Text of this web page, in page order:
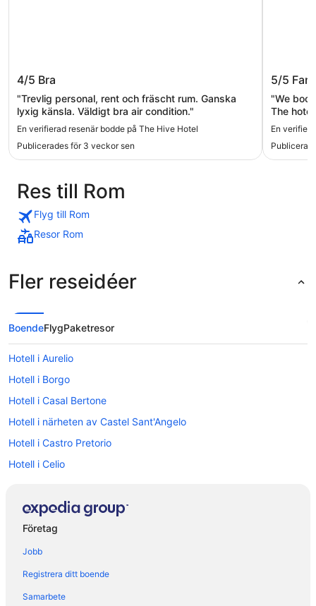
4/5 Bra
"Trevlig personal, rent och fräscht rum. Ganska
lyxig känsla. Väldigt bra air condition."
En verifierad resenär bodde på The Hive Hotel
Publicerades för 3 veckor sen
5/5
"We
The
station
En
Res till Rom
Flyg till Rom
Resor Rom
Fler reseidéer
BoendeFlygPaketresor
Hotell i Aurelio
Hotell i Borgo
Hotell i Casal Bertone
Hotell i närheten av Castel Sant'Angelo
Hotell i Castro Pretorio
Hotell i Celio
Hotell i Rom
Hotell i närheten av Rome Termini station
Hotell i Lazio
Hotell i Monteverde Nuovo
Hotell i Monti
Företag
Jobb
Registrera ditt boende
Samarbete